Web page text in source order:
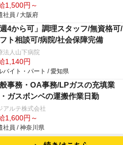
1,500円～
社員 / 大阪府
週4から可」調理スタッフ/無資格可/
ト相談可/病院/社会保障完備
法人山下病院
1,140円
バイト・パート / 愛知県
事務・OA事務/LPガスの充填業
ガスボンベの運搬作業日勤
アルテ株式会社
1,600円～
社員 / 神奈川県